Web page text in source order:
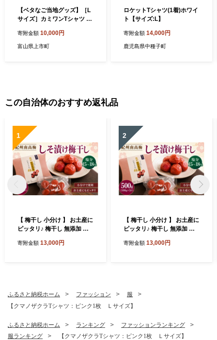
【ベタなご当地グッズ】［L
サイズ］カミワンTシャツ ネ
寄附金額 10,000円
富山県上市町
ロケットTシャツ(1着)ホワイ
ト【サイズ:L】
寄附金額 14,000円
鹿児島県中種子町
この自治体のおすすめ返礼品
1
【 梅干し 小分け 】 お土産に
ピッタリ♪ 梅干し 無添加 南
のすっぱい しそ漬け梅干し 5
干し 健康食品 南高梅干し 三
重県 熊野市【frsn0031A】
寄附金額 13,000円
2
【 梅干し 小分け 】 お土産に
ピッタリ♪ 梅干し 無添加 南
のすっぱい しそ漬け梅干し 5
重県 熊野市【frsn0031A】
寄附金額 13,000円
ふるさと納税ホーム ファッション
服
【クマノザクラTシャツ：ピンク1枚 Ｌサイズ】
ふるさと納税ホーム ランキング
ファッションランキング
服ランキング
【クマノザクラTシャツ：ピンク1枚 Ｌサイズ】